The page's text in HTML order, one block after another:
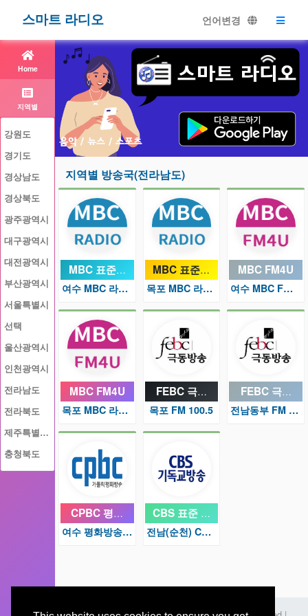
스마트 라디오 언어변경
Home
지역별
강원도
경기도
경상남도
경상북도
광주광역시
대구광역시
대전광역시
부산광역시
서울특별시
선택
울산광역시
인천광역시
전라남도
전라북도
제주특별자치도
충청북도
지역별 방송국(전라남도)
MBC 표준FM
여수 MBC 라디오 100.3
MBC 표준FM
목포 MBC 라디오 89.1
MBC FM4U
여수 MBC FM4U 98.3
MBC FM4U
목포 MBC 라디오 102.3
FEBC 극동방송
목포 FM 100.5
FEBC 극동방
전남동부 FM 97.5
CPBC 평화방송
여수 평화방송 99.5
CBS 표준 FM
전남(순천) CBS 라디오 102.1
편리하게 이용하기